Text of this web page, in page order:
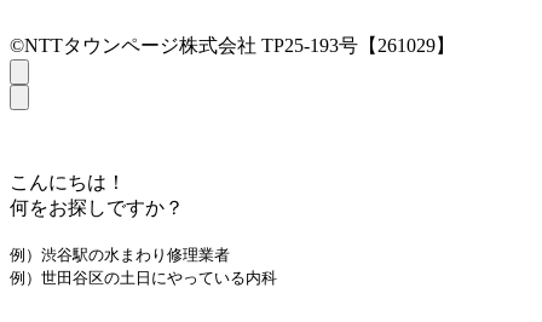
©NTTタウンページ株式会社 TP25-193号【261029】
こんにちは！
何をお探しですか？
例）渋谷駅の水まわり修理業者
例）世田谷区の土日にやっている内科